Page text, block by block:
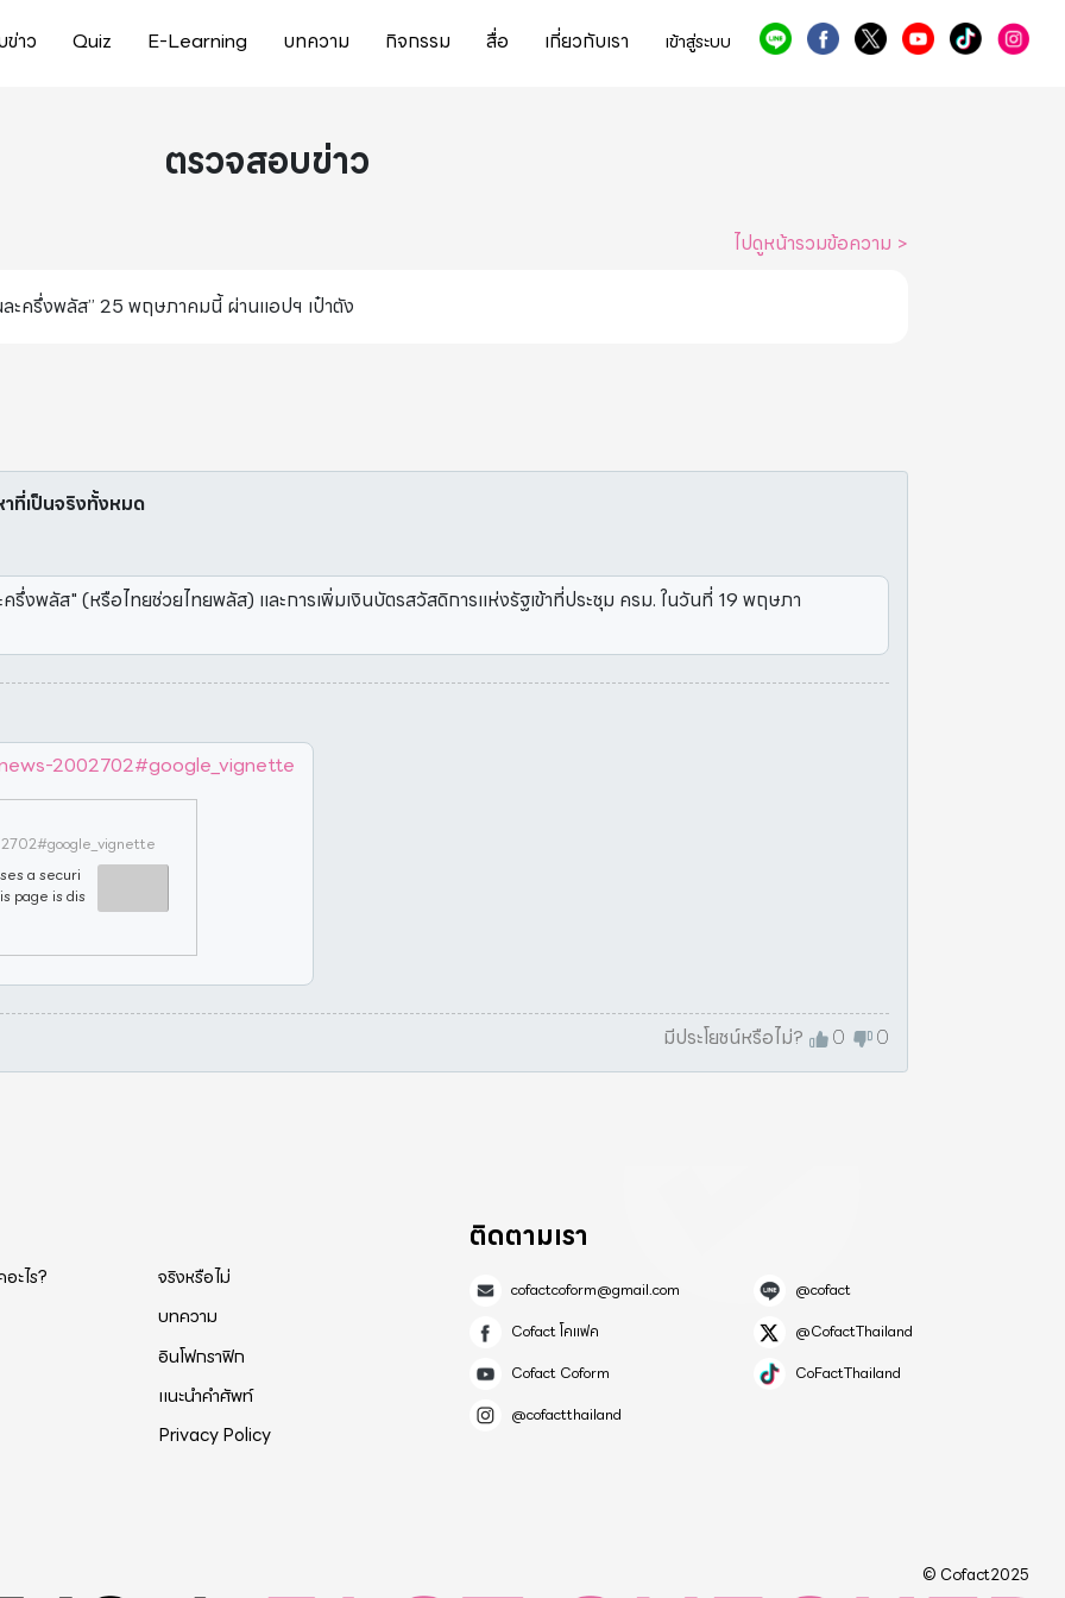
าว Quiz E-Learning บทความ กิจกรรม สื่อ เกี่ยวกับเรา เข้าสู่ระบบ
ตรวจสอบข่าว
ไปดูหน้ารวมข้อความ >
ละครึ่งพลัส” 25 พฤษภาคมนี้ ผ่านแอปฯ เป๋าตัง
าที่เป็นจริงทั้งหมด
รึ่งพลัส" (หรือไทยช่วยไทยพลัส) และการเพิ่มเงินบัตรสวัสดิการแห่งรัฐเข้าที่ประชุม ครม. ในวันที่ 19 พฤษภา
2002702#google_vignette
a securi
page is dis
มีประโยชน์หรือไม่? 0 0
ะไร?
จริงหรือไม่
บทความ
อินโฟกราฟิก
แนะนำคำศัพท์
Privacy Policy
ติดตามเรา
cofactcoform@gmail.com
@cofact
Cofact โคแฟค
@CofactThailand
Cofact Coform
CoFactThailand
@cofactthailand
© Cofact2025